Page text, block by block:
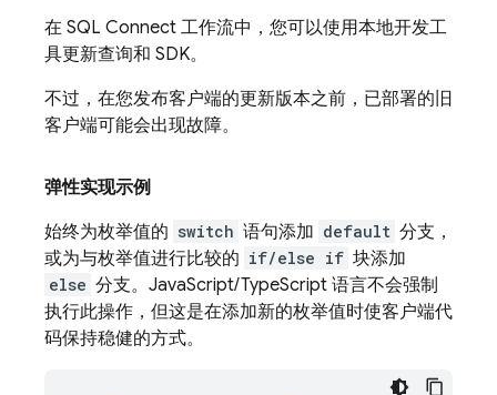
在 SQL Connect 工作流中，您可以使用本地开发工
具更新查询和 SDK。
不过，在您发布客户端的更新版本之前，已部署的旧
客户端可能会出现故障。
弹性实现示例
始终为枚举值的 switch 语句添加 default 分支，
或为与枚举值进行比较的 if/else if 块添加
else 分支。JavaScript/TypeScript 语言不会强制
执行此操作，但这是在添加新的枚举值时使客户端代
码保持稳健的方式。